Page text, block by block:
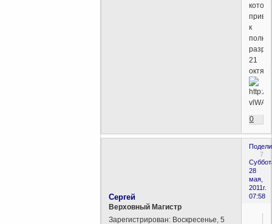
к
21
0
7
28
мая,
2011г.
07:58
Сергей
Верховный Магистр
Зарегистрирован: Воскресенье, 5